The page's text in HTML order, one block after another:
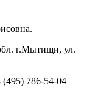
г.Мытищи, ул.
786-54-04